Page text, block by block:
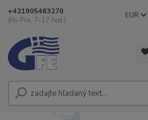
EUR
+421905463270
(Po-Pia, 7-17 hod.)